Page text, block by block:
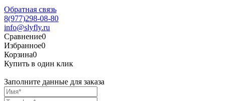
Обратная связь
8(977)298-08-80
info@slyfly.ru
Сравнение0
Избранное0
Корзина0
Купить в один клик
Заполните данные для заказа